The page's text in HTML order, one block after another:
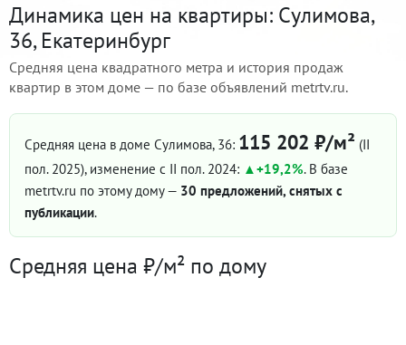
Динамика цен на квартиры: Сулимова,
36, Екатеринбург
Средняя цена квадратного метра и история продаж
квартир в этом доме — по базе объявлений metrtv.ru.
Средняя цена в доме Сулимова, 36: 115 202 ₽/м² (II
пол. 2025), изменение с II пол. 2024: +19,2%. В базе
metrtv.ru по этому дому — 30 предложений, снятых с
публикации.
Средняя цена ₽/м² по дому